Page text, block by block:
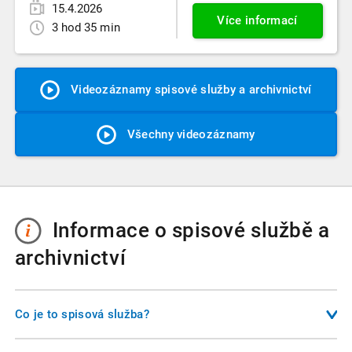
15.4.2026
3 hod 35 min
Více informací
Videozáznamy spisové služby a archivnictví
Všechny videozáznamy
Informace o spisové službě a
archivnictví
Co je to spisová služba?
Spisová služba je komplexní soubor činností, které zajišťují